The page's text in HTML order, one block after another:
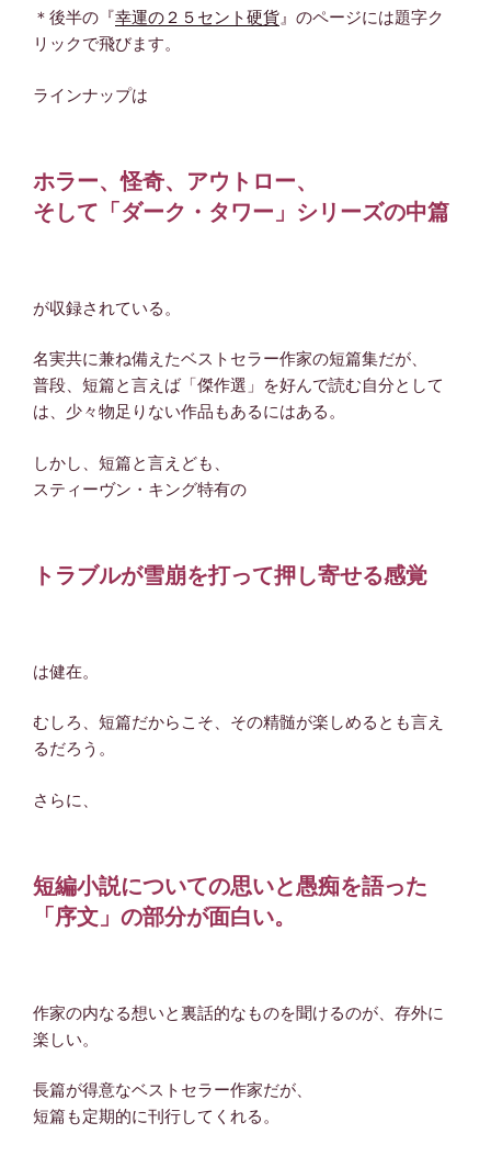
＊後半の『幸運の２５セント硬貨 』のページには題字ク
リックで飛びます。
ラインナップは
ホラー、怪奇、アウトロー、
そして「ダーク・タワー」シリーズの中篇
が収録されている。
名実共に兼ね備えたベストセラー作家の短篇集だが、
普段、短篇と言えば「傑作選」を好んで読む自分として
は、少々物足りない作品もあるにはある。
しかし、短篇と言えども、
スティーヴン・キング特有の
トラブルが雪崩を打って押し寄せる感覚
は健在。
むしろ、短篇だからこそ、その精髄が楽しめるとも言え
るだろう。
さらに、
短編小説についての思いと愚痴を語った
「序文」の部分が面白い。
作家の内なる想いと裏話的なものを聞けるのが、存外に
楽しい。
長篇が得意なベストセラー作家だが、
短篇も定期的に刊行してくれる。